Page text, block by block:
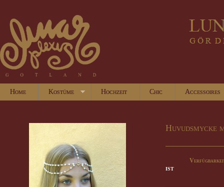
Home Kostüme Hochzeit Chic Accessoires
Huvudsmycke
IST